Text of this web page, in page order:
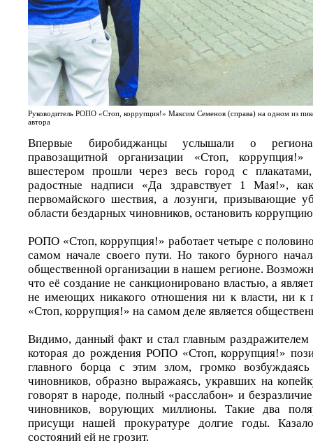
Руководитель РОПО «Стоп, коррупция!» Максим Семенов (справа) на одном из
автора
Впервые биробиджанцы услышали о
правозащитной организации «Стоп,
вшестером прошли через весь город с
радостные надписи «Да здравствует 1 Мая!»,
первомайского шествия, а лозунги, призывающие
области бездарных чиновников, остановить
РОПО «Стоп, коррупция!» работает четыре с
самом начале своего пути. Но такого бурного
общественной организации в нашем регионе.
что её создание не санкционировано властью, а
не имеющих никакого отношения ни к власти, ни к
«Стоп, коррупция!» на самом деле является
Видимо, данный факт и стал главным
которая до рождения РОПО «Стоп, коррупция!»
главного борца с этим злом, громко
чиновников, образно выражаясь, укравших на
говорят в народе, полный «расслабон» и
чиновников, ворующих миллионы. Такие два
присущи нашей прокуратуре долгие годы.
состояний ей не грозит.